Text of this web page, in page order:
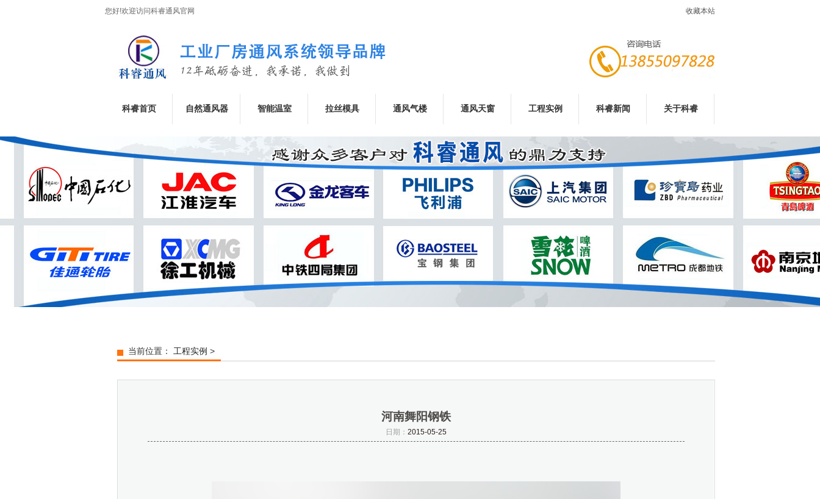
您好!欢迎访问科睿通风官网 收藏本站
科睿首页 自然通风器 智能温室 拉丝模具 通风气楼 通风天窗 工程实例 科睿新闻 关于科睿
当前位置： 工程实例 >
河南舞阳钢铁
日期： 2015-05-25